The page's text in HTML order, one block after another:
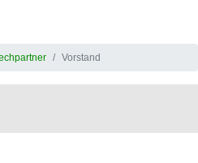
Vorstand